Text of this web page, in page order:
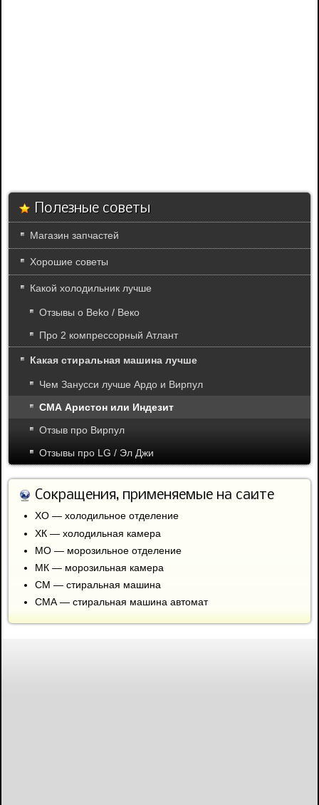
Полезные советы
Магазин запчастей
Хорошие советы
Какой холодильник лучше
Отзывы о Beko / Веко
Про 2 компрессорный Атлант
Какая стиральная машина лучше
Чем Занусси лучше Ардо и Вирпул
СМА Аристон или Индезит
Отзыв про Вирпул
Отзывы про LG / Эл Джи
Сокращения, применяемые на сайте
ХО — холодильное отделение
ХК — холодильная камера
МО — морозильное отделение
МК — морозильная камера
СМ — стиральная машина
СМА — стиральная машина автомат